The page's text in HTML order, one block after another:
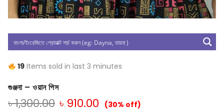
19Items sold in last 3 minutes
গুঞ্জনা – ওয়ান পিস
৳1,300.00 ৳ 910.00 (30% off)